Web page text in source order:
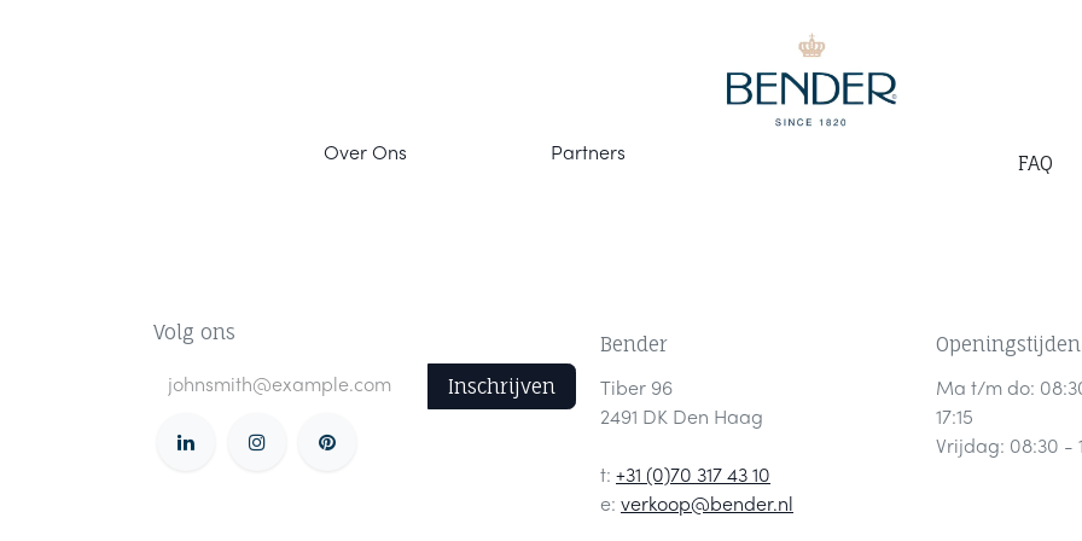
Volg ons
Inschrijven
Bender
Tiber 96
2491 DK Den Haag
t: +31 (0)70 317 43 10
e: verkoop@bender.nl
Openingstijden
Ma t/m do:
17:15
Vrijdag: 08:30 -
Partners
Over Ons FAQ